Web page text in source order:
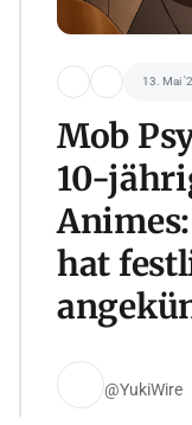
13. Mai
Mob
10-
hat
@YukiWire